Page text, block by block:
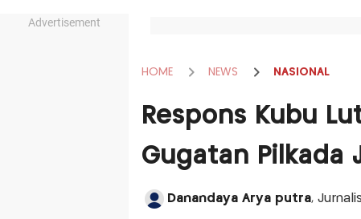
Advertisement
HOME NEWS NASIONAL
Respons Kubu
Gugatan Pilkada
Danandaya Arya putra,